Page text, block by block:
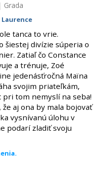
Grada
tanca to vrie.
šiestej divízie súperia o
Zatiaľ čo Constance
a trénuje, Zoé
jedenásťročná Maïna
svojim priateľkám,
pri tom nemyslí na seba!
aj ona by mala bojovať
vysnívanú úlohu v
podarí zladiť svoju